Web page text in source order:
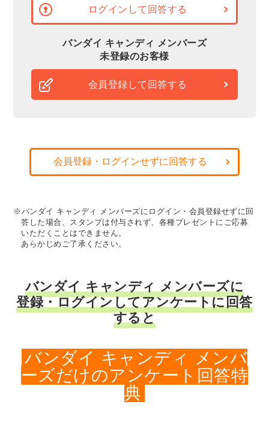
ログインして回答する
バンダイ キャンディ メンバーズ
未登録のお客様
会員登録して回答する
会員登録・ログインせずに回答する
※バンダイ キャンディ メンバーズにログイン・会員登録せずに回
答した場合、スタンプは付与されず、各種プレゼントにご応募
いただくことはできません。
あらかじめご了承ください。
バンダイ キャンディ メンバーズに
登録・ログインしてアンケートに回答
すると
バンダイ キャンディ メンバ
ーズだけのアンケート回答特
典